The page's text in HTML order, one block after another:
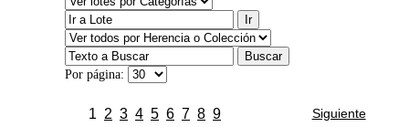
Por página:
1 2 3 4 5 6 7 8 9 Siguiente